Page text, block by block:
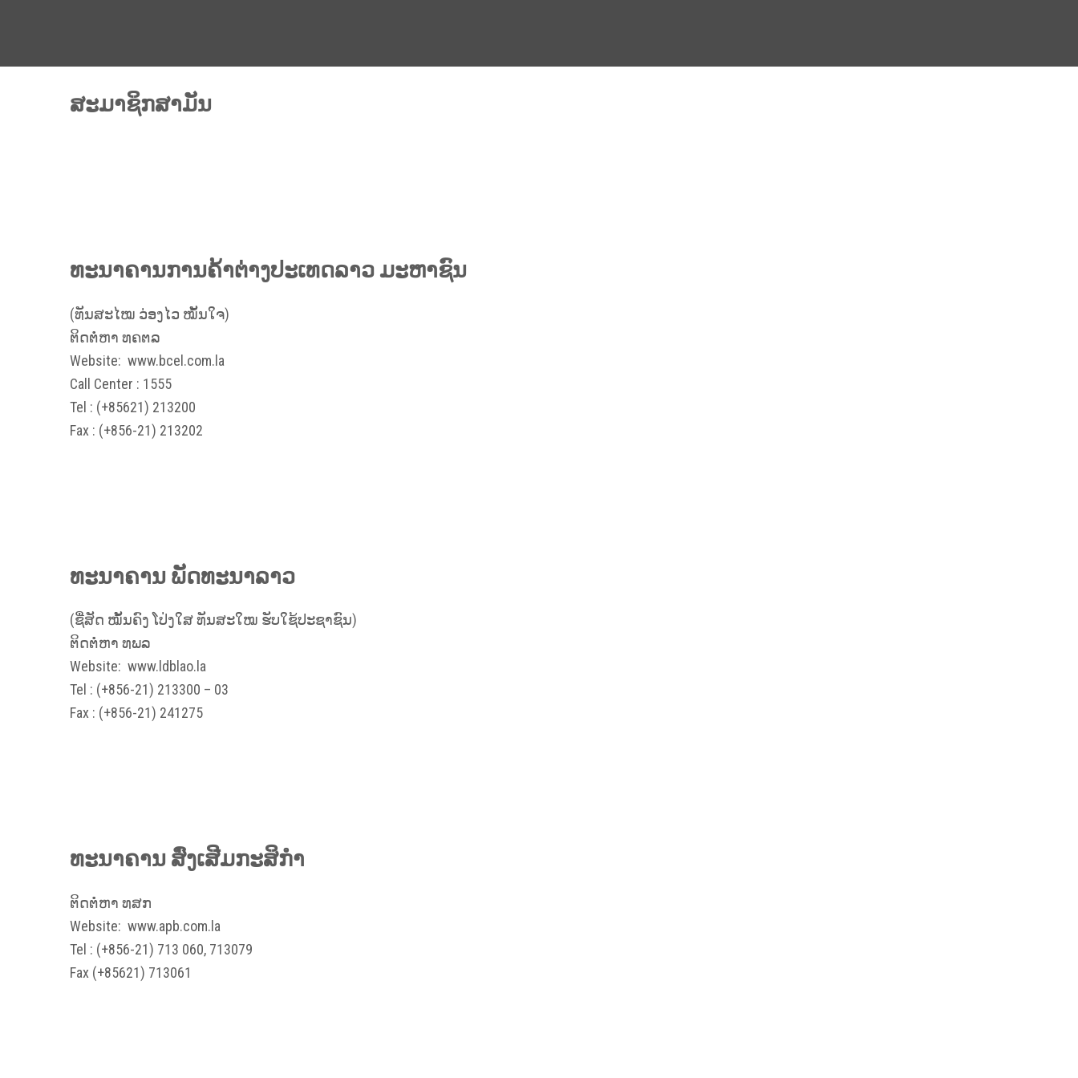
ສະມາຊິກສາມັນ
ທະນາຄານການຄ້າຕ່າງປະເທດລາວ ມະຫາຊົນ
(ທັນສະໄໝ ວ່ອງໄວ ໝັ້ນໃຈ)
ຕິດຕໍ່ຫາ ທຄຕລ
Website: www.bcel.com.la
Call Center : 1555
Tel : (+85621) 213200
Fax : (+856-21) 213202
ທະນາຄານ ພັດທະນາລາວ
(ຊື່ສັດ ໝັ້ນຄົງ ໂປ່ງໃສ ທັນສະໃໝ ຮັບໃຊ້ປະຊາຊົນ)
ຕິດຕໍ່ຫາ ທພລ
Website: www.ldblao.la
Tel : (+856-21) 213300 – 03
Fax : (+856-21) 241275
ທະນາຄານ ສົ່ງເສີມກະສິກຳ
ຕິດຕໍ່ຫາ ທສກ
Website: www.apb.com.la
Tel : (+856-21) 713 060, 713079
Fax (+85621) 713061